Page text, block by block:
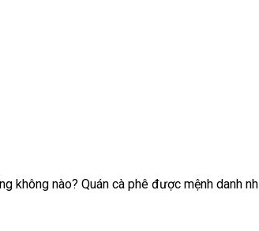
không nào? Quán cà phê được mệnh danh